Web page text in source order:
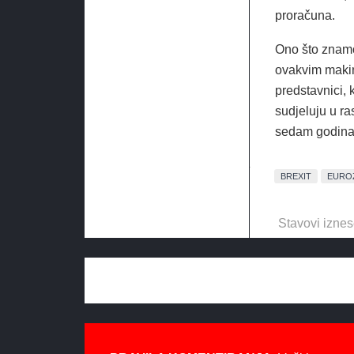
proračuna.
Ono što
ovakvim
predstavnici,
sudjeluju u
sedam
BREXIT
Stavovi